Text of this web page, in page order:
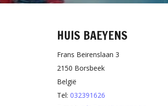
HUIS BAEYENS
Frans Beirenslaan 3
2150 Borsbeek
België
Tel: 032391626